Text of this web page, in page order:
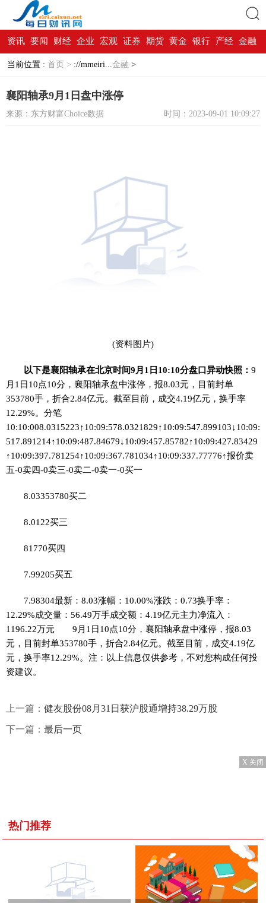
搜索
资讯 要闻 财经 企业 宏观 证券 期货 黄金 银行 产经 金融
当前位置 : 首页 > ://mmeiri...金融 >
襄阳轴承9月1日盘中涨停
来源：东方财富Choice数据 时间：2023-09-01 10:09:27
(资料图片)
以下是襄阳轴承在北京时间9月1日10:10分盘口异动快照：9
月1日10点10分，襄阳轴承盘中涨停，报8.03元，目前封单
353780手，折合2.84亿元。截至目前，成交4.19亿元，换手率
12.29%。分笔
10:10:008.0315223↑10:09:578.0321829↑10:09:547.899103↓10:09:
517.891214↑10:09:487.84679↓10:09:457.85782↑10:09:427.83429
↑10:09:397.781254↑10:09:367.781034↑10:09:337.77776↑报价卖
五-0卖四-0卖三-0卖二-0卖一-0买一
8.03353780买二
8.0122买三
81770买四
7.99205买五
7.98304最新：8.03涨幅：10.00%涨跌：0.73换手率：
12.29%成交量：56.49万手成交额：4.19亿元主力净流入：
1196.22万元 9月1日10点10分，襄阳轴承盘中涨停，报8.03
元，目前封单353780手，折合2.84亿元。截至目前，成交4.19亿
元，换手率12.29%。注：以上信息仅供参考，不对您构成任何投
资建议。
上一篇： 健友股份08月31日获沪股通增持38.29万股
下一篇： 最后一页
X 关闭
热门推荐